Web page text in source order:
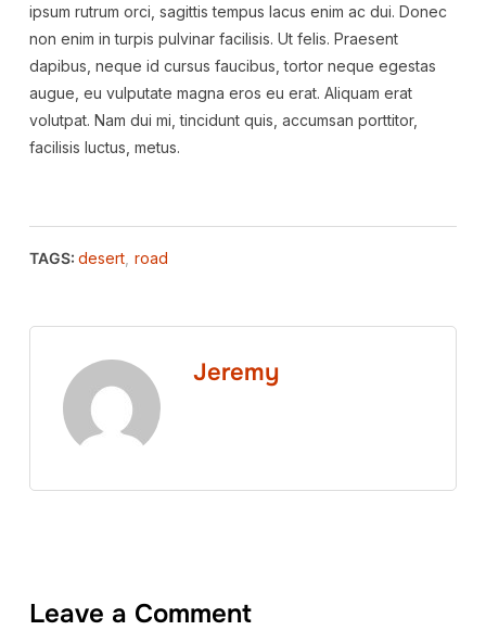
ipsum rutrum orci, sagittis tempus lacus enim ac dui. Donec
non enim in turpis pulvinar facilisis. Ut felis. Praesent
dapibus, neque id cursus faucibus, tortor neque egestas
augue, eu vulputate magna eros eu erat. Aliquam erat
volutpat. Nam dui mi, tincidunt quis, accumsan porttitor,
facilisis luctus, metus.
TAGS: desert, road
Jeremy
Leave a Comment